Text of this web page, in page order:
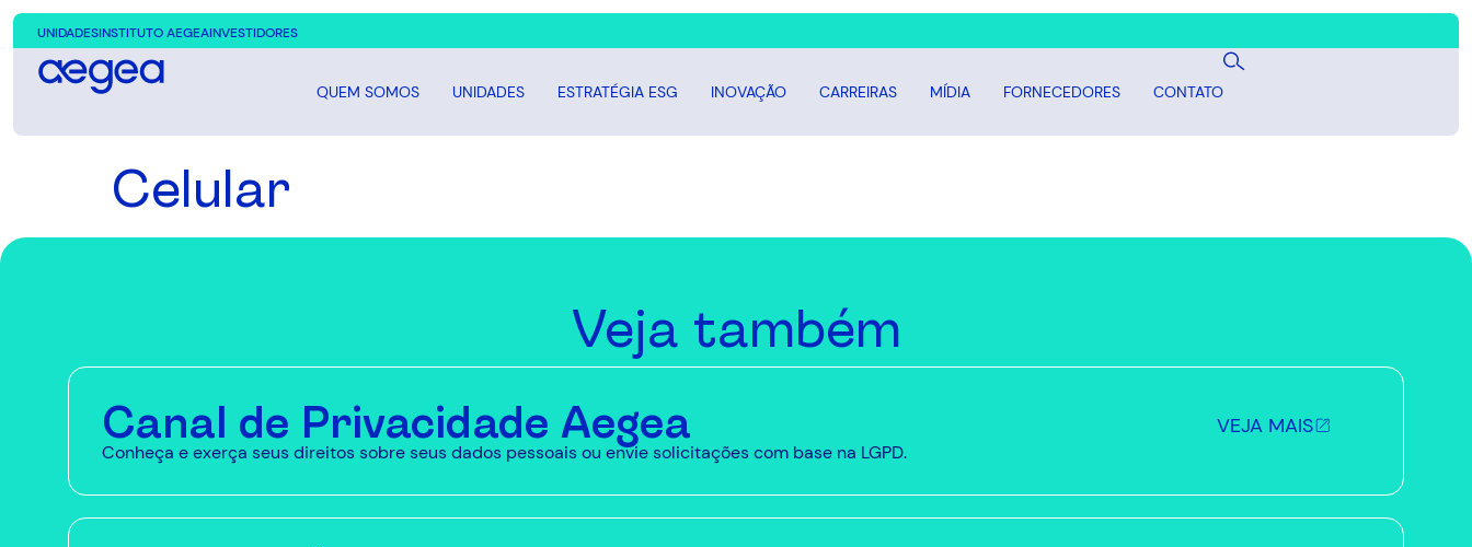
UNIDADESINSTITUTO AEGEAINVESTIDORES
QUEM SOMOS UNIDADES ESTRATÉGIA ESG INOVAÇÃO CARREIRAS MÍDIA FORNECEDORES CONTATO
Celular
Veja também
Canal de Privacidade Aegea
Conheça e exerça seus direitos sobre seus dados pessoais ou envie solicitações com base na LGPD.
VEJA MAIS